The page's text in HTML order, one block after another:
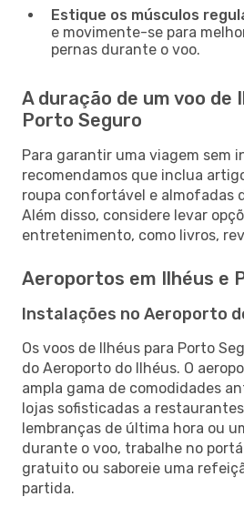
Estique os músculos
e movimente-se para
pernas durante o voo.
A duração de um voo de
Porto Seguro
Para garantir uma viagem sem
recomendamos que inclua
roupa confortável e almofadas
Além disso, considere levar
entretenimento, como livros,
Aeroportos em Ilhéus e
Instalações no Aeroporto
Os voos de Ilhéus para Porto
do Aeroporto do Ilhéus. O
ampla gama de comodidades
lojas sofisticadas a
lembranças de última hora ou
durante o voo, trabalhe no
gratuito ou saboreie uma
partida.